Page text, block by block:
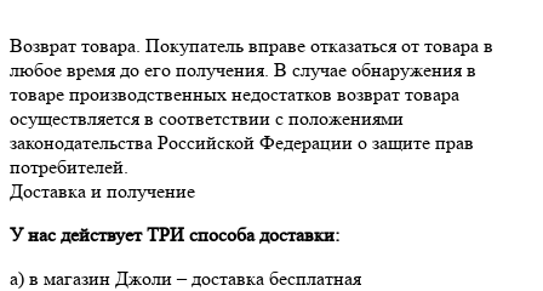
Возврат товара. Покупатель вправе отказаться от товара в
любое время до его получения. В случае обнаружения в
товаре производственных недостатков возврат товара
осуществляется в соответствии с положениями
законодательства Российской Федерации о защите прав
потребителей.
Доставка и получение
У нас действует ТРИ способа доставки:
а) в магазин Джоли – доставка бесплатная